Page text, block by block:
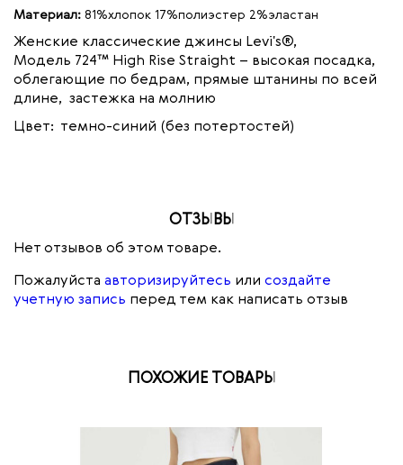
Материал: 81%хлопок 17%полиэстер 2%эластан
Женские классические джинсы Levi's®,
Модель 724™ High Rise Straight – высокая посадка,
облегающие по бедрам, прямые штанины по всей
длине, застежка на молнию
Цвет: темно-синий (без потертостей)
ОТЗЫВЫ
Нет отзывов об этом товаре.
Пожалуйста авторизируйтесь или создайте
учетную запись перед тем как написать отзыв
ПОХОЖИЕ ТОВАРЫ